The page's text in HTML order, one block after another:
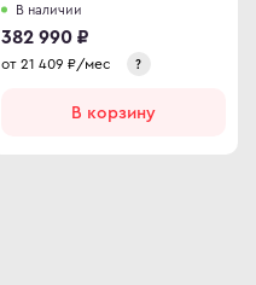
В наличии
382 990 ₽
от 21 409 ₽/мес ?
В корзину